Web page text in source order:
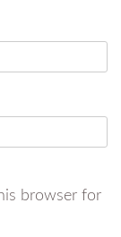
browser for